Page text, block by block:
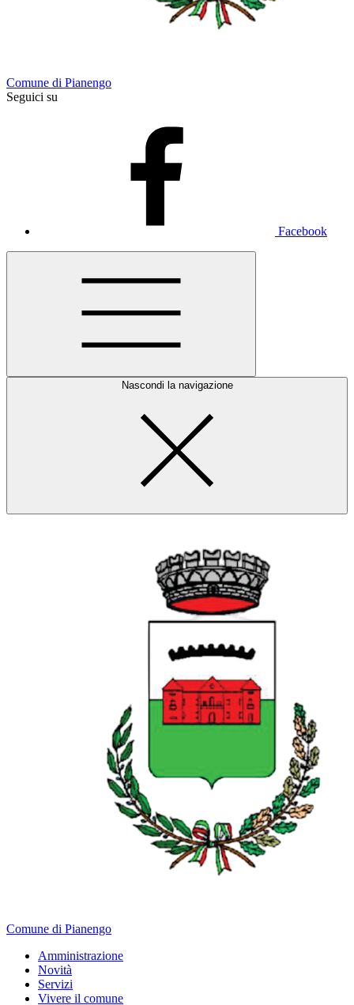
Comune di Pianengo
Seguici su
Facebook
Nascondi la navigazione
Comune di Pianengo
Amministrazione
Novità
Servizi
Vivere il comune